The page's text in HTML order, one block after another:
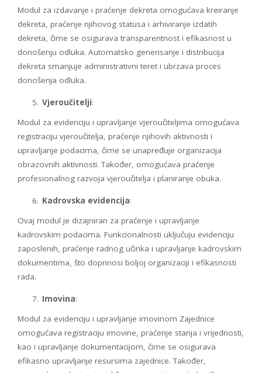
Modul za izdavanje i praćenje dekreta omogućava kreiranje
dekreta, praćenje njihovog statusa i arhiviranje izdatih
dekreta, čime se osigurava transparentnost i efikasnost u
donošenju odluka. Automatsko generisanje i distribucija
dekreta smanjuje administrativni teret i ubrzava proces
donošenja odluka.
Vjeroučitelji:
Modul za evidenciju i upravljanje vjeroučiteljima omogućava
registraciju vjeroučitelja, praćenje njihovih aktivnosti i
upravljanje podacima, čime se unapređuje organizacija
obrazovnih aktivnosti. Također, omogućava praćenje
profesionalnog razvoja vjeroučitelja i planiranje obuka.
Kadrovska evidencija:
Ovaj modul je dizajniran za praćenje i upravljanje
kadrovskim podacima. Funkcionalnosti uključuju evidenciju
zaposlenih, praćenje radnog učinka i upravljanje kadrovskim
dokumentima, što doprinosi boljoj organizaciji i efikasnosti
rada.
Imovina:
Modul za evidenciju i upravljanje imovinom Zajednice
omogućava registraciju imovine, praćenje stanja i vrijednosti,
kao i upravljanje dokumentacijom, čime se osigurava
efikasno upravljanje resursima zajednice. Također,